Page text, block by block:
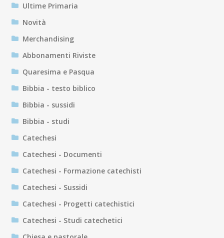
Ultime Primaria
Novità
Merchandising
Abbonamenti Riviste
Quaresima e Pasqua
Bibbia - testo biblico
Bibbia - sussidi
Bibbia - studi
Catechesi
Catechesi - Documenti
Catechesi - Formazione catechisti
Catechesi - Sussidi
Catechesi - Progetti catechistici
Catechesi - Studi catechetici